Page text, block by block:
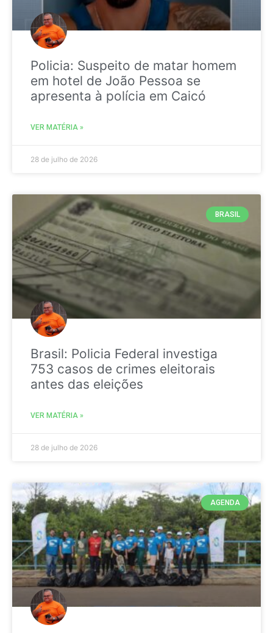
Policia: Suspeito de matar homem
em hotel de João Pessoa se
apresenta à polícia em Caicó
VER MATÉRIA »
28 de julho de 2026
BRASIL
Brasil: Policia Federal investiga
753 casos de crimes eleitorais
antes das eleições
VER MATÉRIA »
28 de julho de 2026
AGENDA